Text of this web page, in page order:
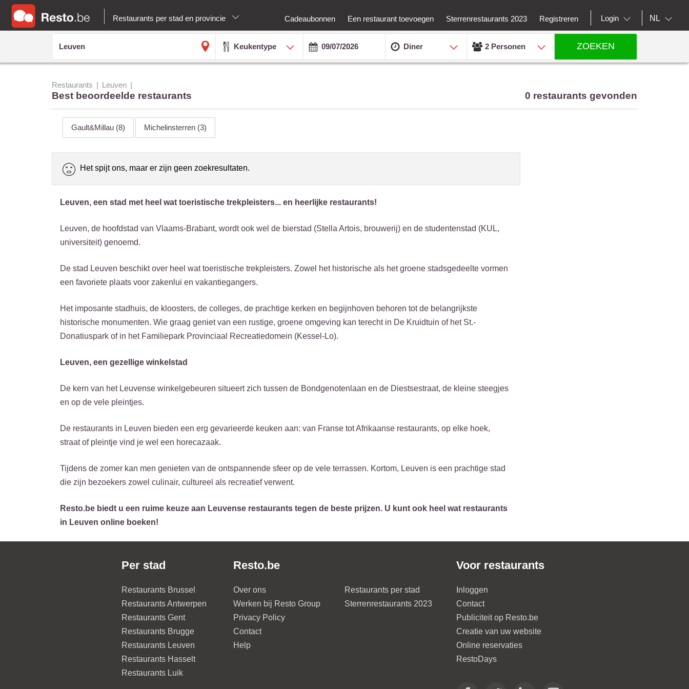
Restaurants per stad en provincie Cadeaubonnen Een restaurant toevoegen Sterrenrestaurants 2023 Registreren Login NL
Keukentype Diner 2 Personen ZOEKEN
Restaurants Leuven
Best beoordeelde restaurants 0 restaurants gevonden
Gault&Millau (8) Michelinsterren (3)
Het spijt ons, maar er zijn geen zoekresultaten.
Leuven, een stad met heel wat toeristische trekpleisters... en heerlijke restaurants!
Leuven, de hoofdstad van Vlaams-Brabant, wordt ook wel de bierstad (Stella Artois, brouwerij) en de studentenstad (KUL,
universiteit) genoemd.
De stad Leuven beschikt over heel wat toeristische trekpleisters. Zowel het historische als het groene stadsgedeelte vormen
een favoriete plaats voor zakenlui en vakantiegangers.
Het imposante stadhuis, de kloosters, de colleges, de prachtige kerken en begijnhoven behoren tot de belangrijkste
historische monumenten. Wie graag geniet van een rustige, groene omgeving kan terecht in De Kruidtuin of het St.-
Donatiuspark of in het Familiepark Provinciaal Recreatiedomein (Kessel-Lo).
Leuven, een gezellige winkelstad
De kern van het Leuvense winkelgebeuren situeert zich tussen de Bondgenotenlaan en de Diestsestraat, de kleine steegjes
en op de vele pleintjes.
De restaurants in Leuven bieden een erg gevarieerde keuken aan: van Franse tot Afrikaanse restaurants, op elke hoek,
straat of pleintje vind je wel een horecazaak.
Tijdens de zomer kan men genieten van de ontspannende sfeer op de vele terrassen. Kortom, Leuven is een prachtige stad
die zijn bezoekers zowel culinair, cultureel als recreatief verwent.
Resto.be biedt u een ruime keuze aan Leuvense restaurants tegen de beste prijzen. U kunt ook heel wat restaurants
in Leuven online boeken!
Per stad
Restaurants Brussel
Restaurants Antwerpen
Restaurants Gent
Restaurants Brugge
Restaurants Leuven
Restaurants Hasselt
Restaurants Luik
Resto.be
Over ons
Werken bij Resto Group
Privacy Policy
Contact
Help
Restaurants per stad
Sterrenrestaurants 2023
Voor restaurants
Inloggen
Contact
Publiciteit op Resto.be
Creatie van uw website
Online reservaties
RestoDays